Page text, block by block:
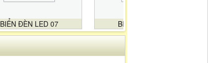
BIỂN ĐÈN LED 07 BIỂN ĐÈN LED 08